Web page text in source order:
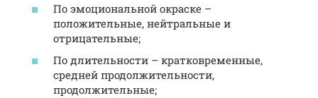
По эмоциональной окраске –
положительные, нейтральные и
отрицательные;
По длительности – кратковременные,
средней продолжительности,
продолжительные;